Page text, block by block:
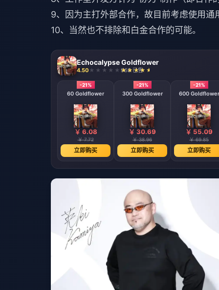
9、因为主打外部合作，故目前考虑使用通
10、当然也不排除和白金合作的可能。
Echocalypse Goldflower
4.50 968 已售
-21%
60 Goldflower
￥ 6.08
￥ 7.72
立即购买
-21%
300 Goldflower
￥ 30.69
￥ 38.96
立即购买
-21%
600 Goldflower
￥ 55.09
￥ 69.85
立即购买